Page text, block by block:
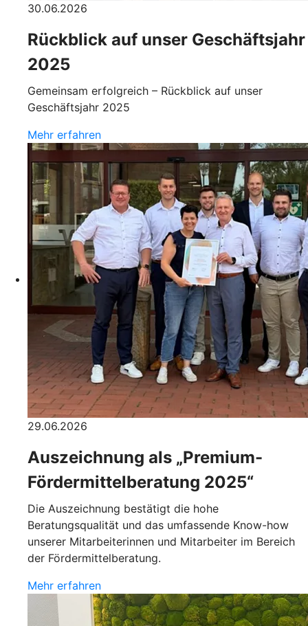
30.06.2026
Rückblick auf unser Geschäftsjahr
2025
Gemeinsam erfolgreich – Rückblick auf unser
Geschäftsjahr 2025
Mehr erfahren
29.06.2026
Auszeichnung als „Premium-
Fördermittelberatung 2025“
Die Auszeichnung bestätigt die hohe
Beratungsqualität und das umfassende Know-how
unserer Mitarbeiterinnen und Mitarbeiter im Bereich
der Fördermittelberatung.
Mehr erfahren